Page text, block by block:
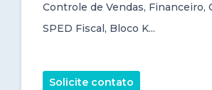
Controle de Vendas, Financeiro,
SPED Fiscal, Bloco K...
Solicite contato